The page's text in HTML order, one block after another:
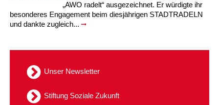
„AWO radelt“ ausgezeichnet. Er würdigte ihr
besonderes Engagement beim diesjährigen STADTRADELN
und dankte zugleich...
Unser Newsletter
Stiftung Soziale Zukunft